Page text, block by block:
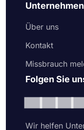
Unternehmen
Über uns
Kontakt
Missbrauch
Folgen Sie
Wir helfen